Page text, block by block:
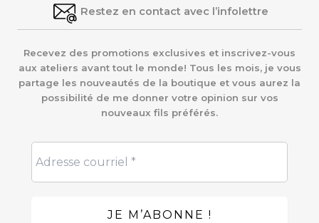
Restez en contact avec l’infolettre
Recevez des promotions exclusives et inscrivez-vous
aux ateliers avant tout le monde! Tous les mois, je vous
partage les nouveautés de la boutique et vous aurez la
possibilité de me donner votre opinion sur vos
nouveaux fils préférés.